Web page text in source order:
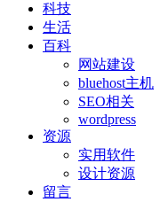
科技
生活
百科
网站建设
bluehost主机
SEO相关
wordpress
资源
实用软件
设计资源
留言